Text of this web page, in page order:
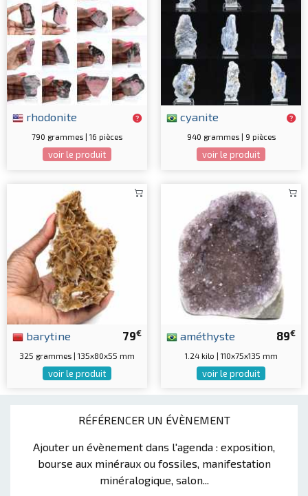
RÉFÉRENCER UN ÉVÈNEMENT
Ajouter un évènement dans l'agenda : exposition,
bourse aux minéraux ou fossiles, manifestation
minéralogique, salon...
rhodonite
790 grammes | 16 pièces
voir le produit
cyanite
940 grammes | 9 pièces
voir le produit
79€
barytine
325 grammes | 135x80x55 mm
voir le produit
89€
améthyste
1.24 kilo | 110x75x135 mm
voir le produit